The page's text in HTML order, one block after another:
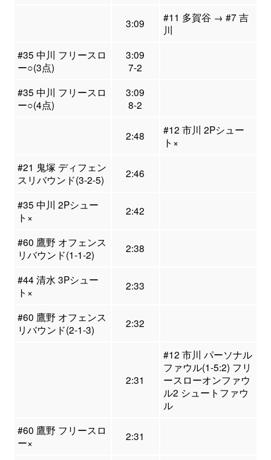
3:09
#11 多賀谷 → #7 吉
川
#35 中川 フリースロ
ー○(3点)
3:09
7-2
#35 中川 フリースロ
ー○(4点)
3:09
8-2
2:48
#12 市川 2Pシュー
ト×
#21 鬼塚 ディフェン
スリバウンド(3-2-5)
2:46
#35 中川 2Pシュー
ト×
2:42
#60 鷹野 オフェンス
リバウンド(1-1-2)
2:38
#44 清水 3Pシュー
ト×
2:33
#60 鷹野 オフェンス
リバウンド(2-1-3)
2:32
2:31
#12 市川 パーソナル
ファウル(1-5:2) フリ
ースローオンファウ
ル2 シュートファウ
ル
#60 鷹野 フリースロ
ー×
2:31